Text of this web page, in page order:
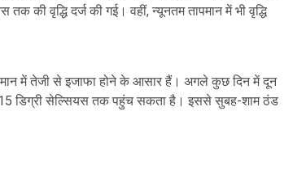
की वृद्धि दर्ज की गई। वहीं, न्यूनतम तापमान में भी वृद्धि
में तेजी से इजाफा होने के आसार हैं। अगले कुछ दिन में दून
15 डिग्री सेल्सियस तक पहुंच सकता है। इससे सुबह-शाम ठंड